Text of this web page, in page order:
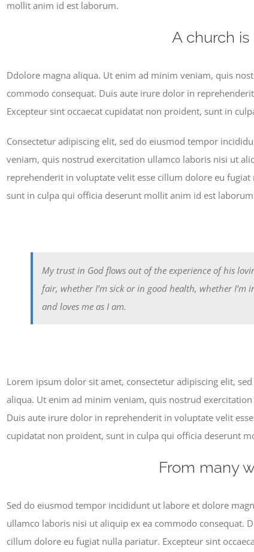
mollit anim id est laborum.
A church
Ddolore magna aliqua. Ut enim ad minim veniam, quis
commodo consequat. Duis aute irure dolor in
Excepteur sint occaecat cupidatat non proident, sunt in
Consectetur adipiscing elit, sed do eiusmod tempor
veniam, quis nostrud exercitation ullamco laboris nisi ut
reprehenderit in voluptate velit esse cillum dolore eu
sunt in culpa qui officia deserunt mollit anim id est
My trust in God flows out of the experience of his
fair, whether I’m sick or in good health, whether I’m
and loves me as I am.
Lorem ipsum dolor sit amet, consectetur adipiscing elit,
aliqua. Ut enim ad minim veniam, quis nostrud
Duis aute irure dolor in reprehenderit in voluptate velit
cupidatat non proident, sunt in culpa qui officia deserunt
From many
Sed do eiusmod tempor incididunt ut labore et dolore
ullamco laboris nisi ut aliquip ex ea commodo consequat.
cillum dolore eu fugiat nulla pariatur. Excepteur sint